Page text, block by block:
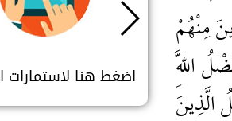
مِنْهُمْ
اللَّهِ
الَّذِينَ
اضغط هنا لاستمارات التسجيل